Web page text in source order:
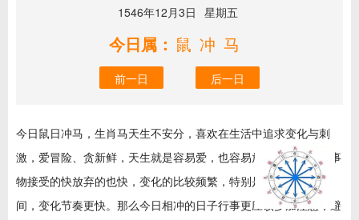
1546年12月3日 星期五
今日属： 鼠冲马
前一日 后一日
今日鼠日冲马，生肖马天生不安分，喜欢在生活中追求变化与刺
激，爱冒险、贪新鲜，天生就是容易爱，也容易放弃的人，对新事
物接受的快放弃的也快，变化的比较频繁，特别是在不如意的时
间，变化节奏更快。那么今日相冲的日子行事更应该多加注意，避